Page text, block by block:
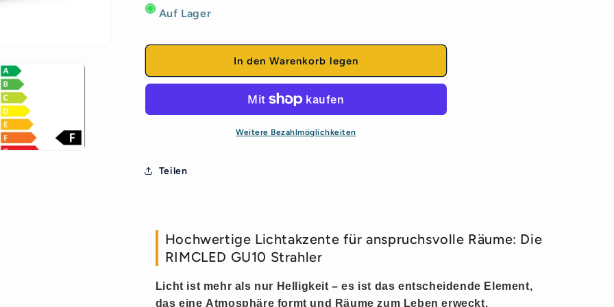
für
GU10
=
75W
Reflektor
4000K
GU10
7,5W
=
75W
Spot
Reflektor
Strahler
Auf Lager
In den Warenkorb legen
Weitere Bezahlmöglichkeiten
Teilen
Hochwertige Lichtakzente für anspruchsvolle Räume: Die
RIMCLED GU10 Strahler
Licht ist mehr als nur Helligkeit – es ist das entscheidende Element,
das eine Atmosphäre formt und Räume zum Leben erweckt.